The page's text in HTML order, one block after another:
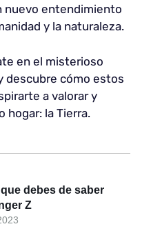
nuevo entendimiento
y la naturaleza.
en el misterioso
descubre cómo estos
a valorar y
hogar: la Tierra.
debes de saber
Z